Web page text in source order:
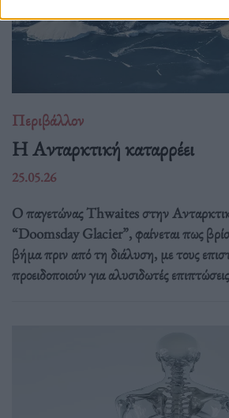
Περιβάλλον
Η Ανταρκτική καταρρέει
25.05.26
Ο παγετώνας Thwaites στην
“Doomsday Glacier”, φαίνεται πως
βήμα πριν από τη διάλυση, με τους
προειδοποιούν για αλυσιδωτές